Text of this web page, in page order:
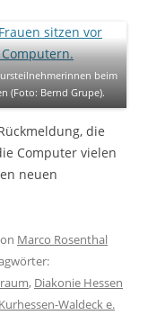
beim
(Foto: Bernd Grupe).
die
Computer vielen
neuen
Marco Rosenthal
, Diakonie Hessen
Waldeck e.